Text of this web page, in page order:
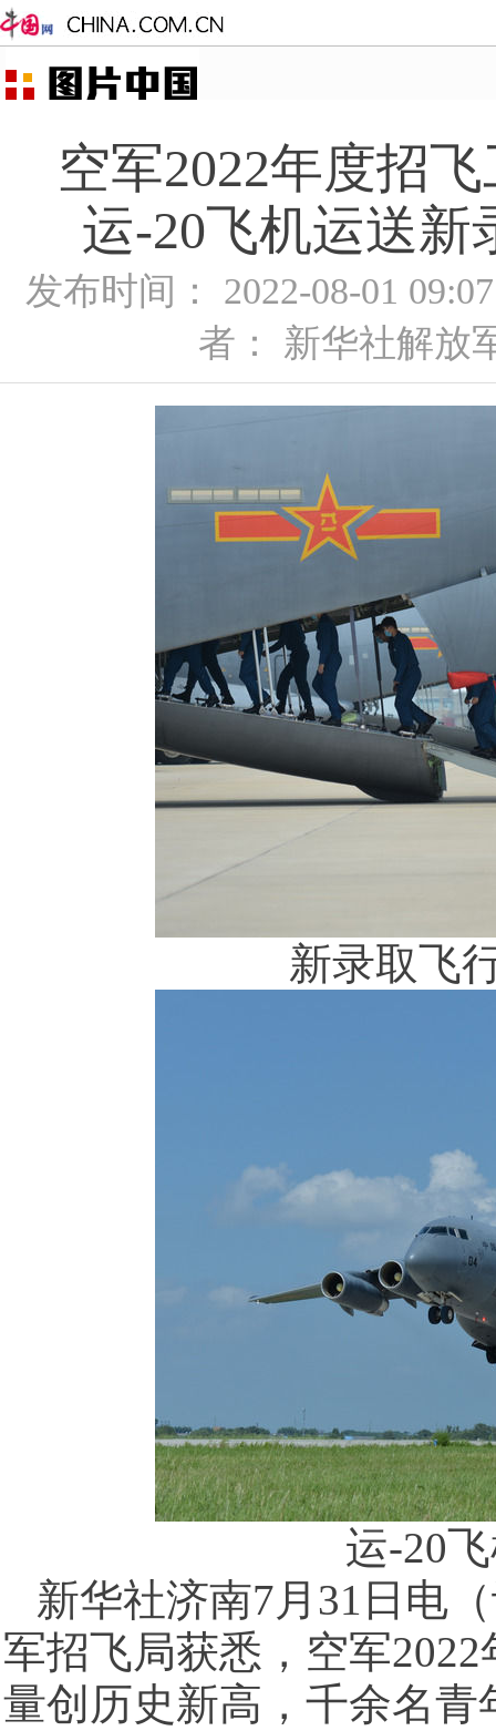
空军2022年度招
运-20飞机运送
发布时间： 2022-08-01
者： 新华社解放
新录取飞行
运-20飞
新华社济南7月31日电
军招飞局获悉，空军
量创历史新高，千余名